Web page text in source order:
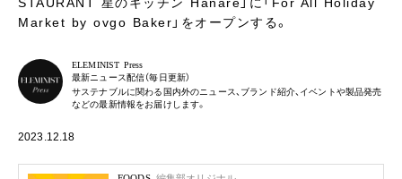
Market by ovgo Baker」をオープンする。
ELEMINIST Press
最新ニュース配信（毎日更新）
サステナブルに関わる国内外のニュース、ブランド紹介、イベントや製品発売
などの最新情報をお届けします。
2023.12.18